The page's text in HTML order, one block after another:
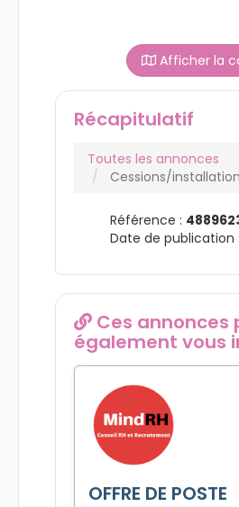
Afficher la
Récapitulatif
Toutes les annonces
Cessions/installation
Référence :
Date de publication :
Ces annonces
également vous
OFFRE DE POSTE